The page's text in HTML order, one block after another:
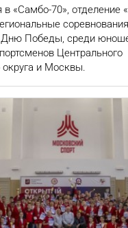
«Самбо-70», отделение
Победы, среди
Центрального
и Москвы.